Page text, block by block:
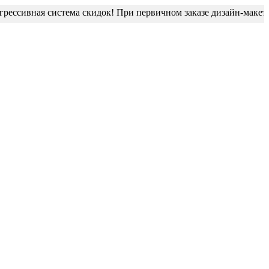
система скидок! При первичном заказе дизайн-макет